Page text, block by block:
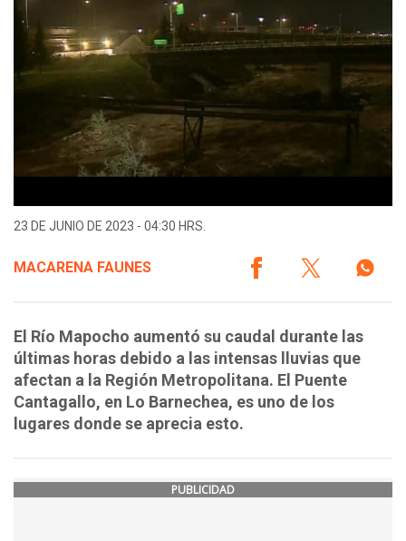
23 DE JUNIO DE 2023 - 04:30 HRS.
MACARENA FAUNES
El Río Mapocho aumentó su caudal durante las
últimas horas debido a las intensas lluvias que
afectan a la Región Metropolitana. El Puente
Cantagallo, en Lo Barnechea, es uno de los
lugares donde se aprecia esto.
PUBLICIDAD